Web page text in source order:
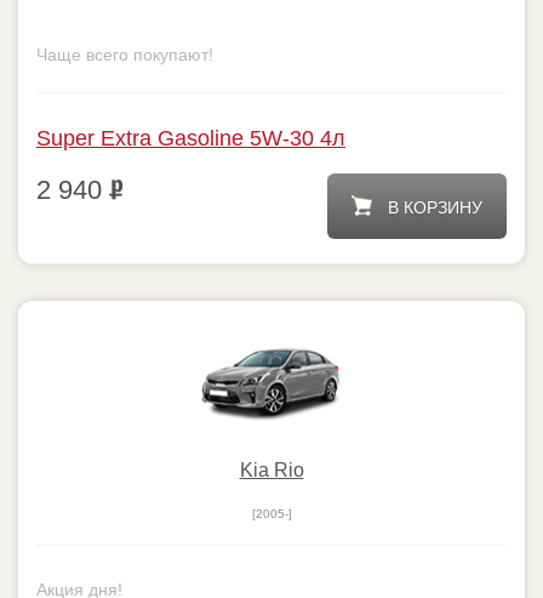
Super Extra Gasoline 5W-30 4л
2 940
В КОРЗИНУ
Kia Rio
[2005-]